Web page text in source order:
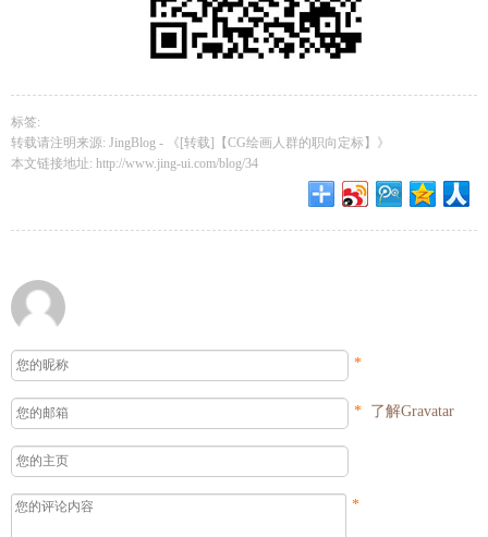
标签:
转载请注明来源: JingBlog -
《[转载]【CG绘画人群的职向定标】》
本文链接地址: http://www.jing-ui.com/blog/34
*
* 了解Gravatar
*